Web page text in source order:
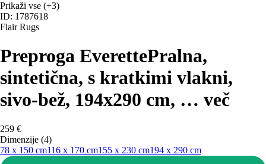
Prikaži vse (+3)
ID: 1787618
Flair Rugs
Preproga EverettePralna,
sintetična, s kratkimi vlakni,
sivo-bež, 194x290 cm, … več
259 €
Dimenzije (4)
78 x 150 cm116 x 170 cm155 x 230 cm194 x 290 cm